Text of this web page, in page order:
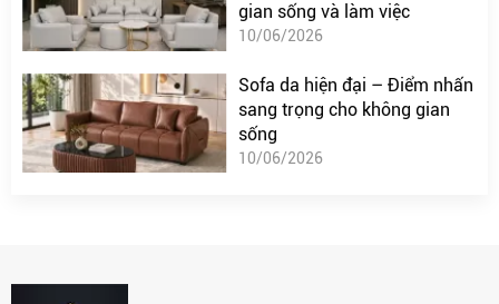
gian sống và làm việc
10/06/2026
Sofa da hiện đại – Điểm nhấn
sang trọng cho không gian
sống
10/06/2026